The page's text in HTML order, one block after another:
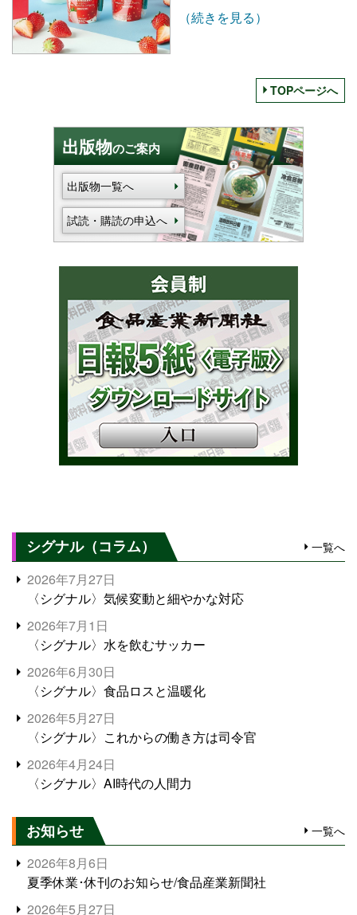
（続きを見る）
TOPページへ
出版物のご案内
出版物一覧へ
試読・購読の申込へ
シグナル（コラム） 一覧へ
2026年7月27日
〈シグナル〉気候変動と細やかな対応
2026年7月1日
〈シグナル〉水を飲むサッカー
2026年6月30日
〈シグナル〉食品ロスと温暖化
2026年5月27日
〈シグナル〉これからの働き方は司令官
2026年4月24日
〈シグナル〉AI時代の人間力
お知らせ 一覧へ
2026年8月6日
夏季休業･休刊のお知らせ/食品産業新聞社
2026年5月27日